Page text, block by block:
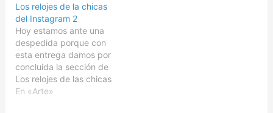
idéntico al de la primera
y segunda entrega, en
esta ocasión si cabe
ampliado el muestrario y
extendido la procedencia
de las chicas a…
Los relojes de la chicas
del Instagram 2
Hoy estamos ante una
despedida porque con
esta entrega damos por
concluida la sección de
Los relojes de las chicas
del Instagram y Las
En «Arte»